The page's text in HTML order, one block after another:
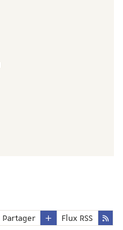
Partager Flux RSS